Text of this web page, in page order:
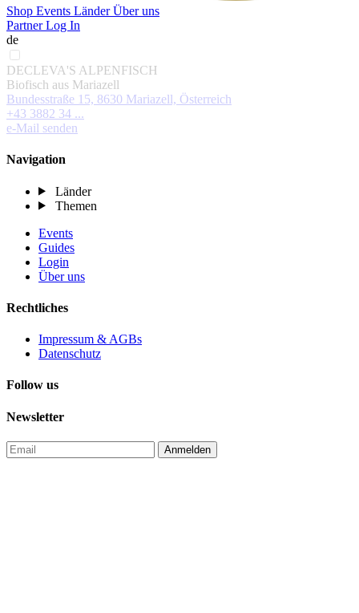
Shop Events LänderÜber uns
Partner Log In
de
DECLEVA'S ALPENFISCH
Biofisch aus Mariazell
Bundesstraße 15, 8630 Mariazell, Österreich
+43 3882 34 ...
e-Mail senden
Navigation
Länder
Themen
Events
Guides
Login
Über uns
Rechtliches
Impressum & AGBs
Datenschutz
Follow us
Newsletter
Anmelden